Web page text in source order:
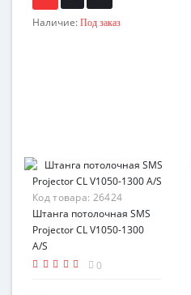
Наличие: Под заказ
Код товара: 26424
Штанга потолочная SMS
Projector CL V1050-1300
A/S
0